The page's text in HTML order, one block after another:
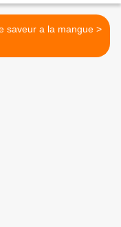
Triple saveur a la mangue >